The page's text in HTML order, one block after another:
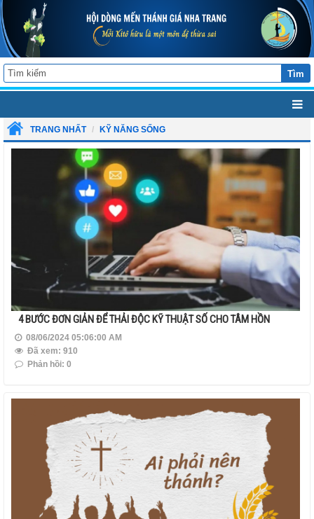
Tìm
TRANG NHẤT KỸ NĂNG SỐNG
4 BƯỚC ĐƠN GIẢN ĐỂ THẢI ĐỘC KỸ THUẬT SỐ CHO TÂM HỒN
08/06/2024 05:06:00 AM
Đã xem: 910
Phản hồi: 0